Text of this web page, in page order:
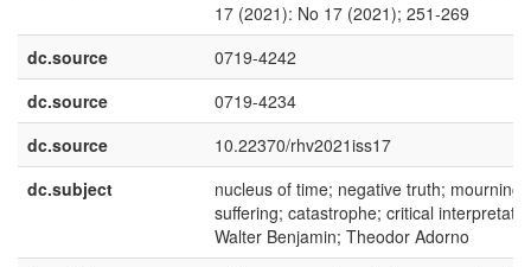
17 (2021): No 17 (2021); 251-269
dc.source
0719-4242
dc.source
0719-4234
dc.source
10.22370/rhv2021iss17
dc.subject
nucleus of time; negative truth; mourning;
suffering; catastrophe; critical
Walter Benjamin; Theodor Adorno